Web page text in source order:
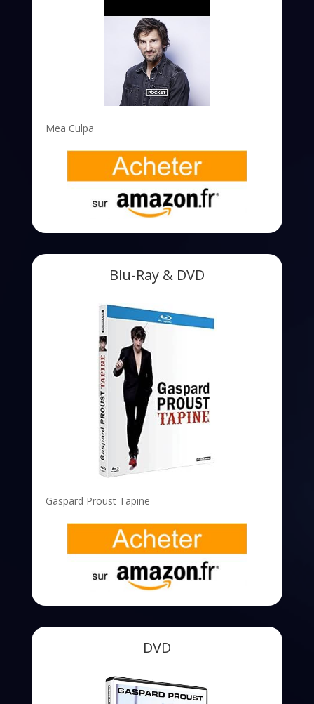
Mea Culpa
Blu-Ray & DVD
Gaspard Proust Tapine
DVD